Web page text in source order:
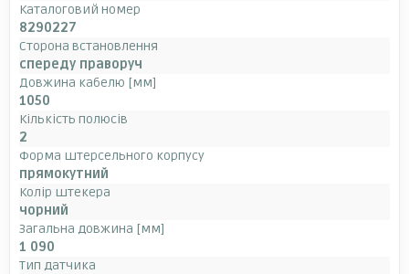
Каталоговий номер
8290227
Сторона встановлення
спереду праворуч
Довжина кабелю [мм]
1050
Кількість полюсів
2
Форма штерсельного корпусу
прямокутний
Колір штекера
чорний
Загальна довжина [мм]
1 090
Тип датчика